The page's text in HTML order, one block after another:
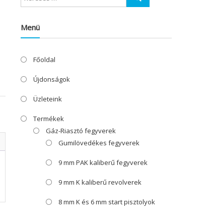
Menü
Főoldal
Újdonságok
Üzleteink
Termékek
Gáz-Riasztó fegyverek
Gumilövedékes fegyverek
9 mm PAK kaliberű fegyverek
9 mm K kaliberű revolverek
8 mm K és 6 mm start pisztolyok